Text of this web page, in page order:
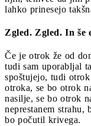
lahko prinesejo
Zgled. Zgled. In še
Če je otrok že od
tudi sam uporabljal
spoštujejo, tudi
otroka, se bo otrok
nasilje, se bo otrok
neprestanem strahu,
bo počutil krivega.